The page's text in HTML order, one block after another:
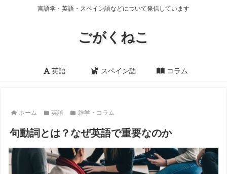
言語学・英語・スペイン語などについて発信しています
ごがくねこ
英語 スペイン語 コラム
ホーム 英語 雑学・コラム
句動詞とは？なぜ英語で重要なのか